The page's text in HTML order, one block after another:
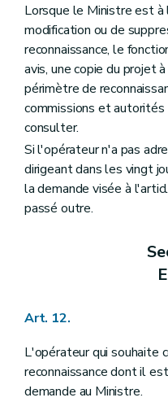
Lorsque le Ministre est
modification ou de
reconnaissance, le
avis, une copie du projet
périmètre de
commissions et autorités
consulter.
Si l'opérateur n'a pas
dirigeant dans les vingt
la demande visée à
passé outre.
Art. 12.
L'opérateur qui souhaite
reconnaissance dont il
demande au Ministre.